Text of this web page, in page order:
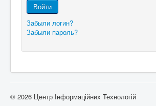
Войти
Забыли логин?
Забыли пароль?
© 2026 Центр Інформаційних Технологій